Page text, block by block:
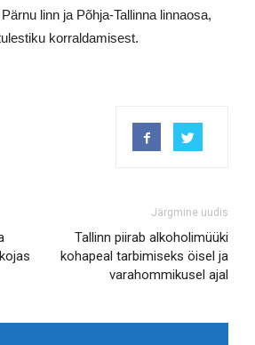
linn ja Põhja-Tallinna linnaosa,
korraldamisest.
Järgmine uudis
Tallinn piirab alkoholimüüki
kohapeal tarbimiseks öisel ja
varahommikusel ajal